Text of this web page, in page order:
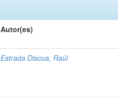
Autor(es)
Estrada Discua, Raúl